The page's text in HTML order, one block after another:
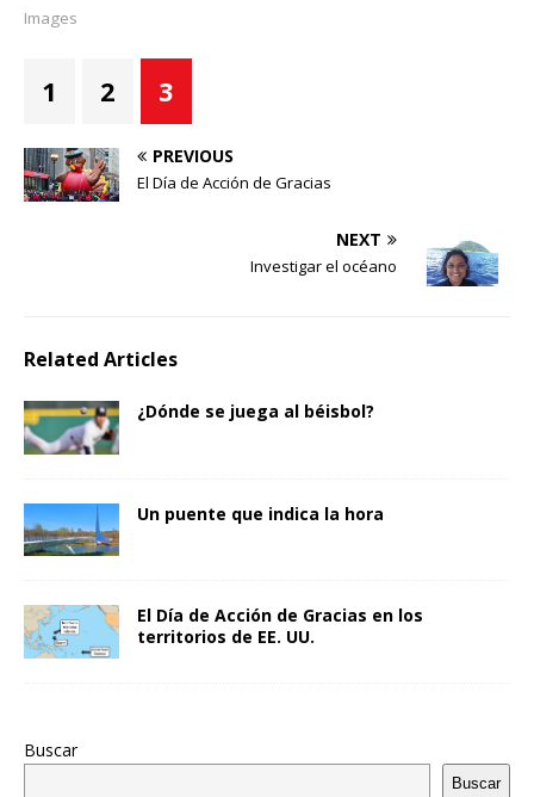
Images
1 2 3
PREVIOUS
El Día de Acción de Gracias
NEXT
Investigar el océano
Related Articles
¿Dónde se juega al béisbol?
Un puente que indica la hora
El Día de Acción de Gracias en los
territorios de EE. UU.
Buscar
Buscar